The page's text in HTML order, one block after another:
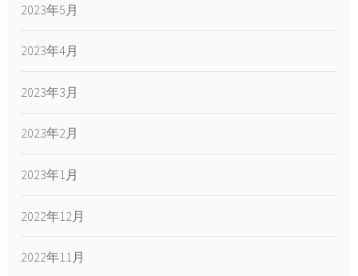
2023年5月
2023年4月
2023年3月
2023年2月
2023年1月
2022年12月
2022年11月